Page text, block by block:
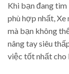
Khi bạn đang tìm
phù hợp nhất,
mà bạn không
nâng tay siêu
việc tốt nhất cho